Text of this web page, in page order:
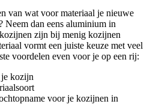
van wat voor materiaal je nieuwe
Neem dan eens aluminium in
zijn bij menig kozijnen
vormt een juiste keuze met veel
voordelen even voor je op een rij:
kozijn
voor je kozijnen in